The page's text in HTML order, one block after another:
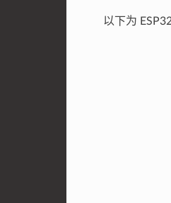
以下为